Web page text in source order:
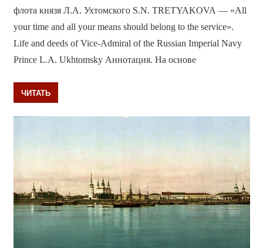
флота князя Л.А. Ухтомского S.N. TRETYAKOVA — «All
your time and all your means should belong to the service».
Life and deeds of Vice-Admiral of the Russian Imperial Navy
Prince L.A. Ukhtomsky Аннотация. На основе
ЧИТАТЬ